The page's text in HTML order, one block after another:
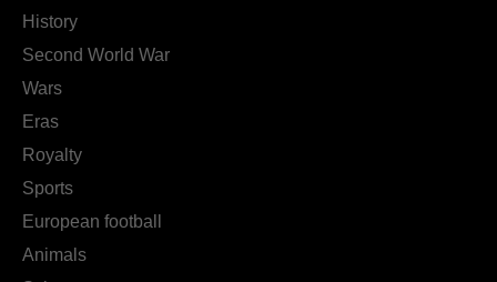
History
Second World War
Wars
Eras
Royalty
Sports
European football
Animals